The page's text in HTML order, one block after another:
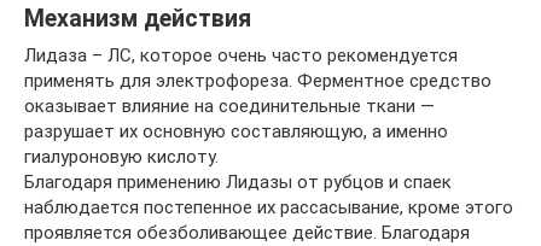
Механизм действия
Лидаза – ЛС, которое очень часто рекомендуется
применять для электрофореза. Ферментное средство
оказывает влияние на соединительные ткани —
разрушает их основную составляющую, а именно
гиалуроновую кислоту.
Благодаря применению Лидазы от рубцов и спаек
наблюдается постепенное их рассасывание, кроме этого
проявляется обезболивающее действие. Благодаря